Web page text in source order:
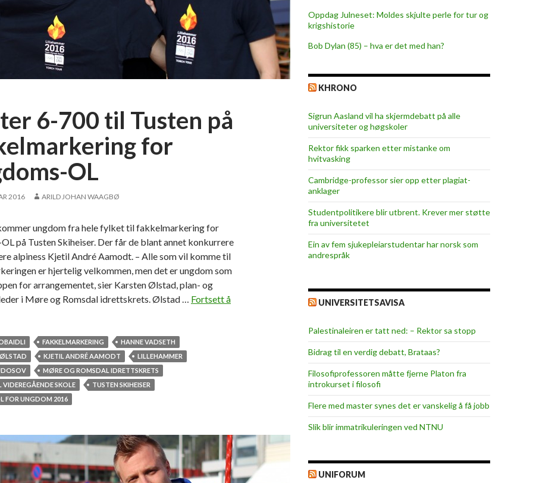
6-700 til Tusten på
for
OL
2016 ARILD JOHAN WAAGBØ
ungdom fra hele fylket til fakkelmarkering for
på Tusten Skiheiser. Der får de blant annet konkurrere
alpiness Kjetil André Aamodt. – Alle som vil komme til
er hjertelig velkommen, men det er ungdom som
for arrangementet, sier Karsten Ølstad, plan- og
i Møre og Romsdal idrettskrets. Ølstad … Fortsett å
FAKKELMARKERING
HANNE VADSETH
KJETIL ANDRÉ AAMODT
LILLEHAMMER
MØRE OG ROMSDAL IDRETTSKRETS
VIDEREGÅENDE SKOLE
TUSTEN SKIHEISER
FOR UNGDOM 2016
Oppdag Julneset: Moldes skjulte perle for tur og
krigshistorie
Bob Dylan (85) – hva er det med han?
KHRONO
Sigrun Aasland vil ha skjerm­debatt på alle
universiteter og høgskoler
Rektor fikk sparken etter mistanke om
hvitvasking
Cambridge-professor sier opp etter plagiat-
anklager
Studentpolitikere blir utbrent. Krever mer støtte
fra universitetet
Ein av fem sjukepleiar­studentar har norsk som
andrespråk
UNIVERSITETSAVISA
Palestinaleiren er tatt ned: – Rektor sa stopp
Bidrag til en verdig debatt, Brataas?
Filosofiprofessoren måtte fjerne Platon fra
introkurset i filosofi
Flere med master synes det er vanskelig å få jobb
Slik blir immatrikuleringen ved NTNU
UNIFORUM